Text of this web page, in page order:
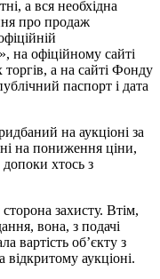
а вся необхідна
про продаж
на офіційному сайті
а на сайті Фонду
паспорт і дата
на аукціоні за
на пониження ціни,
хтось з
захисту. Втім,
вона, з подачі
вартість об’єкту з
аукціоні.